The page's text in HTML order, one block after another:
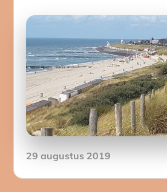
Posted
29 augustus 2019